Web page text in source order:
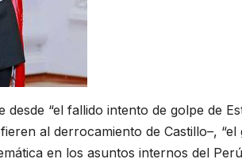
“el fallido intento de golpe de
al derrocamiento de Castillo–,
en los asuntos internos del